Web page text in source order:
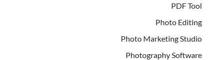
PDF Tool
Photo Editing
Photo Marketing Studio
Photography Software